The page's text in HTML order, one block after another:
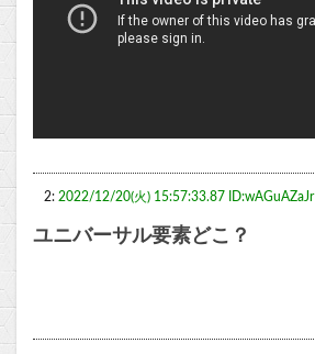
2: 2022/12/20(火) 15:57:33.87 ID:wAGuAZaJr
ユニバーサル要素どこ？